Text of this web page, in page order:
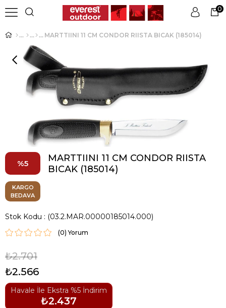
Üye Girişi Üye Ol
0
MARTTIINI 11 CM CONDOR RIISTA BICAK (185014)
5
MARTTIINI 11 CM CONDOR RIISTA
BICAK (185014)
KARGO
BEDAVA
Stok Kodu (03.2.MAR.00000185014.000)
(0)
₺2.701
₺2.566
Havale İle Ekstra %5 İndirim
₺2.437